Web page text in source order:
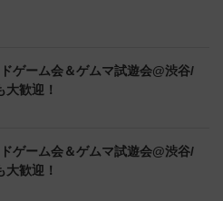
ドゲーム会＆ゲムマ試遊会@渋谷/
歓迎！
ドゲーム会＆ゲムマ試遊会@渋谷/
歓迎！